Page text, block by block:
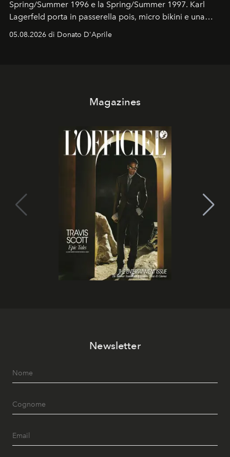
Spring/Summer 1996 e la Spring/Summer 1997. Karl
Lagerfeld porta in passerella pois, micro bikini e una
Kate, Claudia e Carla una dietro l'altra. Trent'anni dopo,
05.08.2026 di Donato D'Aprile
Magazines
Newsletter